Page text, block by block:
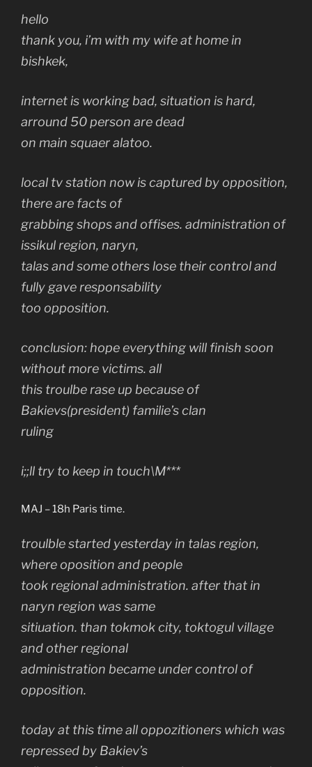
hello
thank you, i’m with my wife at home in
bishkek,
internet is working bad, situation is hard,
arround 50 person are dead
on main squaer alatoo.
local tv station now is captured by opposition,
there are facts of
grabbing shops and offises. administration of
issikul region, naryn,
talas and some others lose their control and
fully gave responsability
too opposition.
conclusion: hope everything will finish soon
without more victims. all
this troulbe rase up because of
Bakievs(president) familie’s clan
ruling
i;;ll try to keep in touch\M***
MAJ – 18h Paris time.
troulble started yesterday in talas region,
where oposition and people
took regional administration. after that in
naryn region was same
sitiuation. than tokmok city, toktogul village
and other regional
administration became under control of
opposition.
today at this time all oppozitioners which was
repressed by Bakiev’s